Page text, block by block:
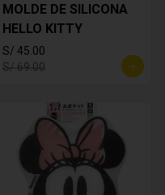
MOLDE DE SILICONA
HELLO KITTY
S/ 45.00
S/ 69.00